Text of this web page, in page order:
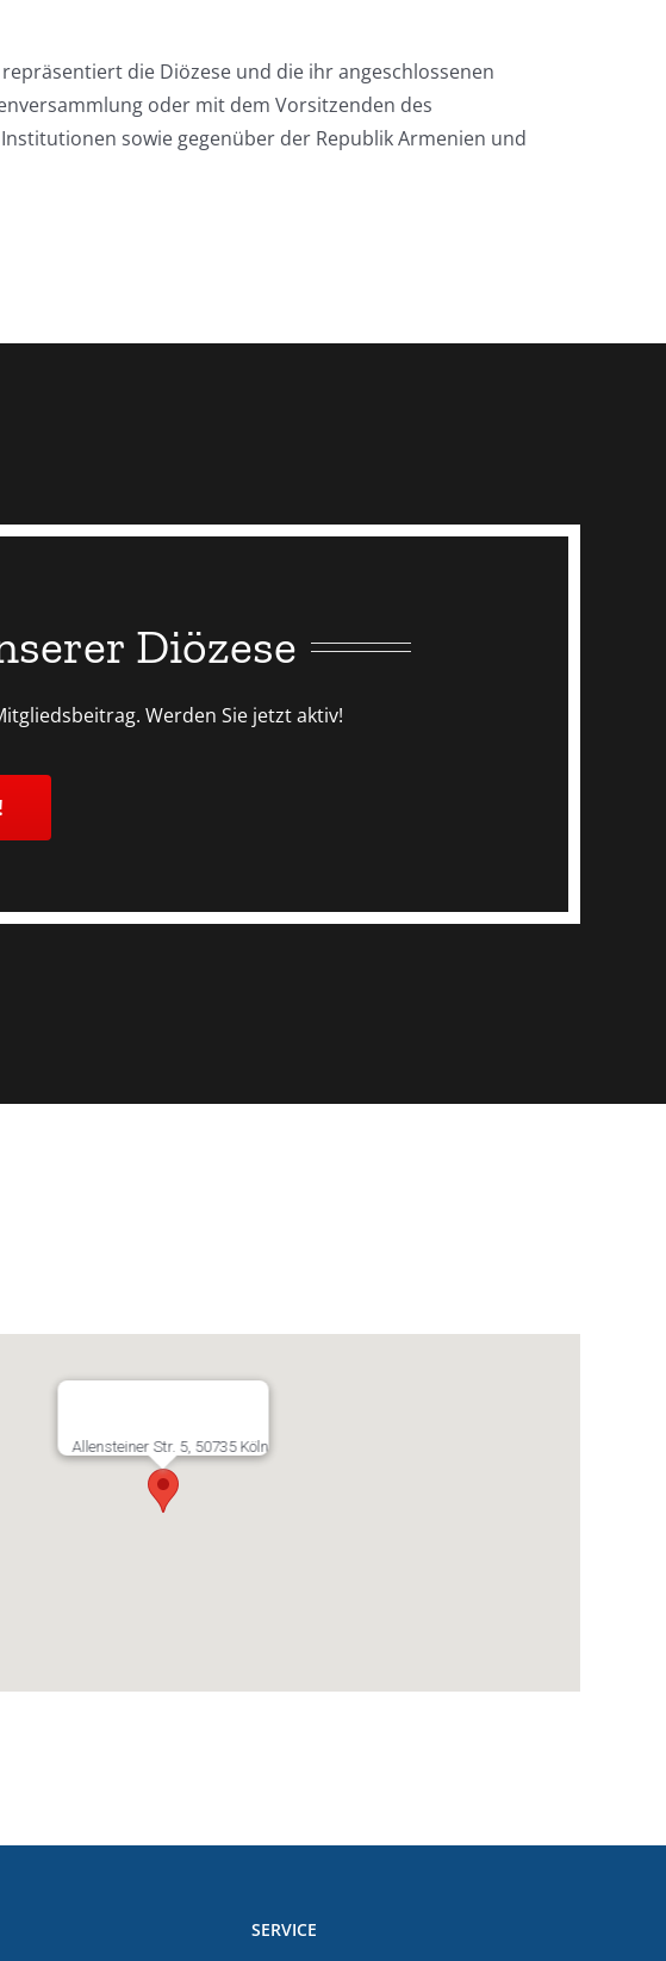
die Diözese und die ihr angeschlossenen
oder mit dem Vorsitzenden des
sowie gegenüber der Republik Armenien und
Diözese
Werden Sie jetzt aktiv!
Allensteiner Str. 5, 50735 Köln
SERVICE